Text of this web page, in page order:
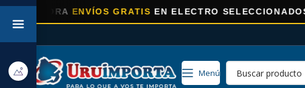
ENVÍOS GRATISEN ELECTRO SELECCIONADOS!
Menú